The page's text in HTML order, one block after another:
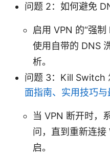
问题 2：如何避免
启用 VPN 的“强
使用自带的 DNS
析。
问题 3：Kill Switch
面指南、实用技巧与
当 VPN 断开时，
问，直到重新连接
启。